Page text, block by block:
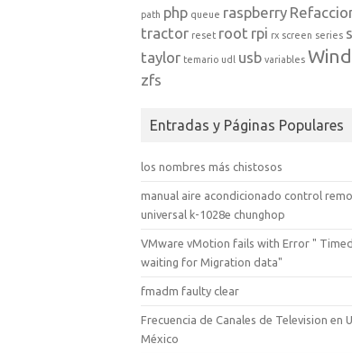
path php queue raspberry
tractor reset root rpi rx screen series
taylor temario udl usb variables
zfs
Entradas y Páginas Populares
los nombres más chistosos
manual aire acondicionado control
universal k-1028e chunghop
VMware vMotion fails with Error "
waiting for Migration data"
fmadm faulty clear
Frecuencia de Canales de Television en
México